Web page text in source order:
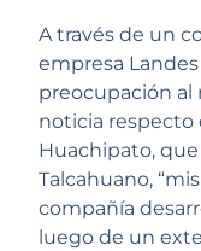
A través de un
empresa
preocupación al
noticia respecto
Huachipato,
Talcahuano,
compañía
luego de un